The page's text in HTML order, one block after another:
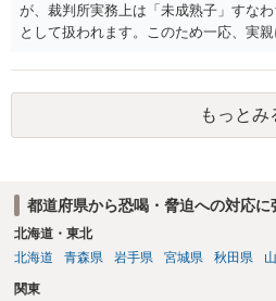
が、裁判所実務上は「未成熟子」すな
として扱われます。このため一応、実
者宛に養育費を支払っており、当該養
一部含まれています。また、私立大学
けではないという事情も存在します。
だとしても学費の請求が裁判所によっ
もっとみ
都道府県から恐喝・脅迫への対応に
北海道・東北
北海道
青森県 岩手県 宮城県 秋田県
関東